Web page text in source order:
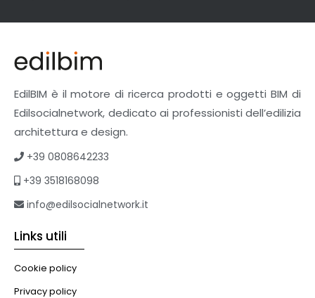
EdilBIM è il motore di ricerca prodotti e oggetti BIM di
Edilsocialnetwork, dedicato ai professionisti dell’edilizia
architettura e design.
+39 0808642233
+39 3518168098
info@edilsocialnetwork.it
Links utili
Cookie policy
Privacy policy